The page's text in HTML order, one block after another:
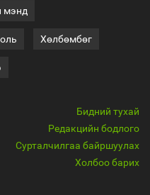
мэнд
Хөлбөмбөг
Бидний тухай
Редакцийн бодлого
Сурталчилгаа байршуулах
Холбоо барих